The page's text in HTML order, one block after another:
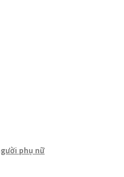
phụ nữ